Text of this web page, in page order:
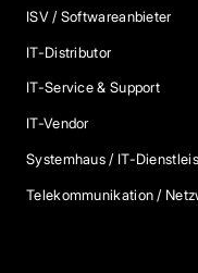
ISV / Softwareanbieter
IT-Distributor
IT-Service & Support
IT-Vendor
Systemhaus / IT-
Telekommunikation /